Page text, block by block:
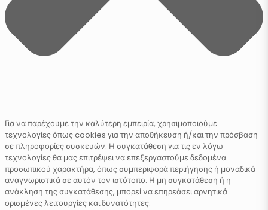
Για να παρέχουμε την καλύτερη εμπειρία, χρησιμοποιούμε
τεχνολογίες όπως cookies για την αποθήκευση ή/και την πρόσβαση
σε πληροφορίες συσκευών. Η συγκατάθεση για τις εν λόγω
τεχνολογίες θα μας επιτρέψει να επεξεργαστούμε δεδομένα
προσωπικού χαρακτήρα, όπως συμπεριφορά περιήγησης ή μοναδικά
αναγνωριστικά σε αυτόν τον ιστότοπο. Η μη συγκατάθεση ή η
ανάκληση της συγκατάθεσης, μπορεί να επηρεάσει αρνητικά
ορισμένες λειτουργίες και δυνατότητες.